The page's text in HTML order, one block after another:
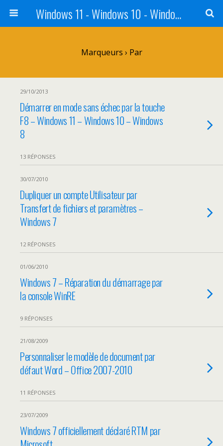
Windows 11 - Windows 10 - Windows 8 - Windows 7 - VISTA
Marqueurs › Par
29/10/2013
Démarrer en mode sans échec par la touche
F8 – Windows 11 – Windows 10 – Windows
8
13 RÉPONSES
30/07/2010
Dupliquer un compte Utilisateur par
Transfert de fichiers et paramètres –
Windows 7
12 RÉPONSES
01/06/2010
Windows 7 – Réparation du démarrage par
la console WinRE
9 RÉPONSES
21/08/2009
Personnaliser le modèle de document par
défaut Word – Office 2007-2010
11 RÉPONSES
23/07/2009
Windows 7 officiellement déclaré RTM par